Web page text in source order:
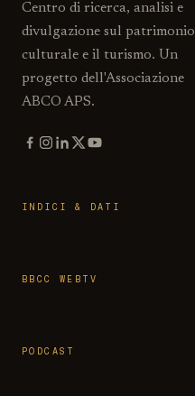
Centro di ricerca, analisi e
divulgazione sul patrimonio
culturale e il turismo. Un
progetto dell'Associazione
ABCO APS.
INDICI & DATI
BBCC WEBTV
PODCAST